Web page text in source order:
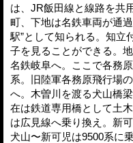
は、JR飯田線と線路を共
町、下地は名鉄車両が通
駅”として知られる。知立
子を見ることができる。
名鉄岐阜へ。ここで各務
系。旧陸軍各務原飛行場
へ。木曽川を渡る犬山橋
在は鉄道専用橋として土
は広見線へ乗り換え。新
犬山〜新可児は9500系に